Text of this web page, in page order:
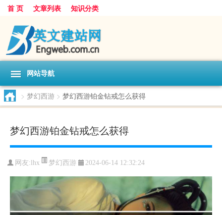
首 页 文章列表 知识分类
网站导航
> 梦幻西游 > 梦幻西游铂金钻戒怎么获得
梦幻西游铂金钻戒怎么获得
网友: lhx 梦幻西游 2024-06-14 12:32:24